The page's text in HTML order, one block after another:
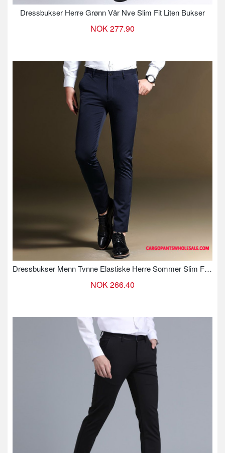
Dressbukser Herre Grønn Vår Nye Slim Fit Liten Bukser
NOK 277.90
Dressbukser Menn Tynne Elastiske Herre Sommer Slim Fit Bukser
NOK 266.40